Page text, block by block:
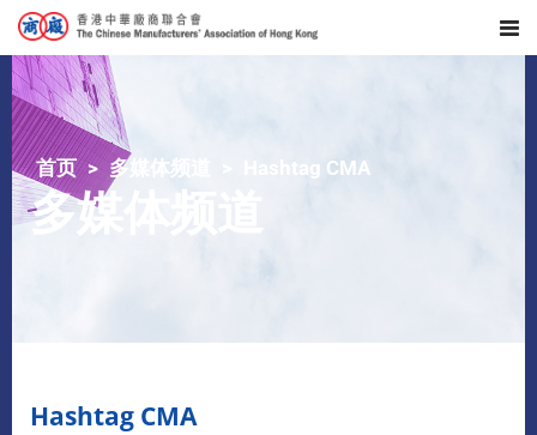
首页 多媒体频道 Hashtag CMA
多媒体频道
Hashtag CMA